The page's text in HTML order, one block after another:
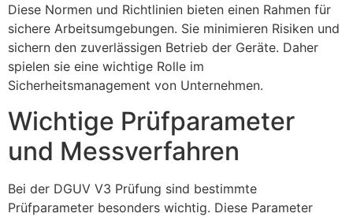
Diese Normen und Richtlinien bieten einen Rahmen für
sichere Arbeitsumgebungen. Sie minimieren Risiken und
sichern den zuverlässigen Betrieb der Geräte. Daher
spielen sie eine wichtige Rolle im
Sicherheitsmanagement von Unternehmen.
Wichtige Prüfparameter
und Messverfahren
Bei der DGUV V3 Prüfung sind bestimmte
Prüfparameter besonders wichtig. Diese Parameter